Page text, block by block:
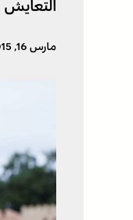
التعايش
مارس 16, 2015